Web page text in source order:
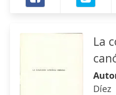
La
Díez